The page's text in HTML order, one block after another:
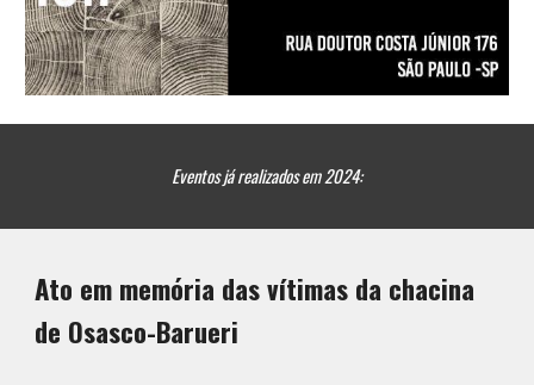
Eventos já realizados em 2024:
Ato em memória das vítimas da chacina
de Osasco-Barueri